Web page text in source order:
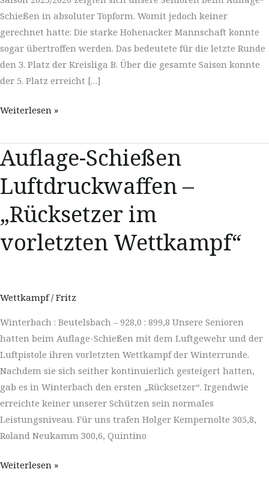
Schießen in absoluter Topform. Womit jedoch keiner
gerechnet hatte: Die starke Hohenacker Mannschaft konnte
sogar übertroffen werden. Das bedeutete für die letzte Runde
den 3. Platz der Kreisliga B. Über die gesamte Saison konnte
der 5. Platz erreicht […]
Auflage-
Luftdruckwaffen
–
mit
neuem
Rekord-
Ergebnis
Weiterlesen »
Auflage-Schießen
Luftdruckwaffen –
„Rücksetzer im
vorletzten Wettkampf“
Wettkampf/ Fritz
Winterbach : Beutelsbach – 928,0 : 899,8 Unsere Senioren
hatten beim Auflage-Schießen mit dem Luftgewehr und der
Luftpistole ihren vorletzten Wettkampf der Winterrunde.
Nachdem sie sich seither kontinuierlich gesteigert hatten,
gab es in Winterbach den ersten „Rücksetzer“. Irgendwie
erreichte keiner unserer Schützen sein normales
Leistungsniveau. Für uns trafen Holger Kempernolte 305,8,
Roland Neukamm 300,6, Quintino
Auflage-
Weiterlesen »